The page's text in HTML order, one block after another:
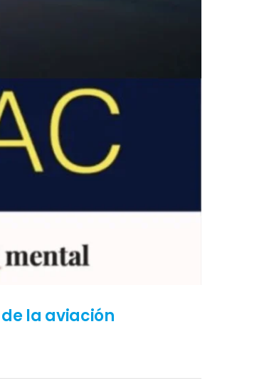
la aviación